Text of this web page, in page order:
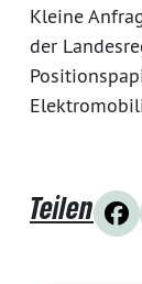
Kleine
der
Teilen